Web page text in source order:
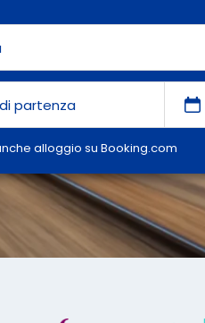
alloggio su Booking.com